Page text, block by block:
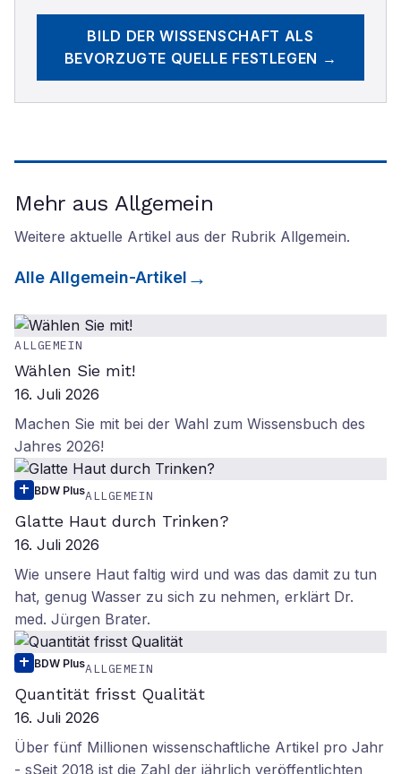
BILD DER WISSENSCHAFT ALS
BEVORZUGTE QUELLE FESTLEGEN →
Mehr aus Allgemein
Weitere aktuelle Artikel aus der Rubrik Allgemein.
Alle Allgemein-Artikel
ALLGEMEIN
Wählen Sie mit!
16. Juli 2026
Machen Sie mit bei der Wahl zum Wissensbuch des
Jahres 2026!
BDW PlusALLGEMEIN
Glatte Haut durch Trinken?
16. Juli 2026
Wie unsere Haut faltig wird und was das damit zu tun
hat, genug Wasser zu sich zu nehmen, erklärt Dr.
med. Jürgen Brater.
BDW PlusALLGEMEIN
Quantität frisst Qualität
16. Juli 2026
Über fünf Millionen wissenschaftliche Artikel pro Jahr
- sSeit 2018 ist die Zahl der jährlich veröffentlichten